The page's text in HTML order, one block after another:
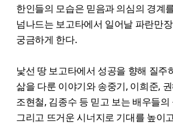
한인들의 모습은 믿음과 의심의 경계
넘나드는 보고타에서 일어날 파란만
궁금하게 한다.
낯선 땅 보고타에서 성공을 향해 질주
삶을 다룬 이야기와 송중기, 이희준,
조현철, 김종수 등 믿고 보는 배우들의
그리고 뜨거운 시너지로 기대를 높이